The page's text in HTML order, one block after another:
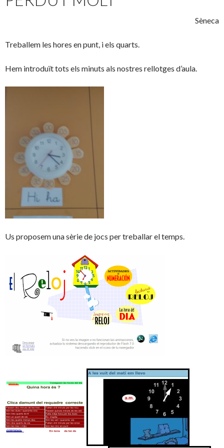
Sèneca
Treballem les hores en punt, i els quarts.
Hem introduït tots els minuts als nostres rellotges d’aula.
Us proposem una sèrie de jocs per treballar el temps.